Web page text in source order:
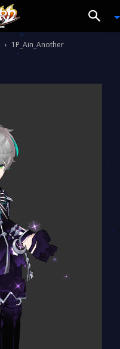
1P_Ain_Another